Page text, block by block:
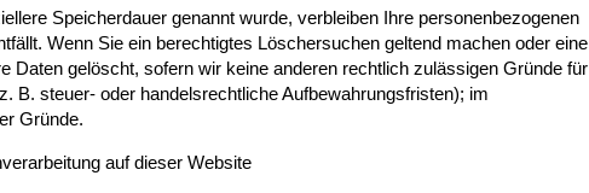
Speicherdauer genannt wurde, verbleiben Ihre personenbezogenen
Wenn Sie ein berechtigtes Löschersuchen geltend machen oder eine
Daten gelöscht, sofern wir keine anderen rechtlich zulässigen Gründe für
B. steuer- oder handelsrechtliche Aufbewahrungsfristen); im
Gründe.
auf dieser Website